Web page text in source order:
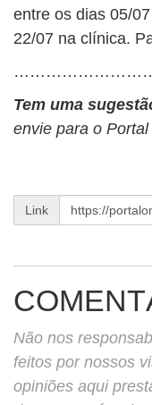
entre os dias 05/
22/07 na clínica.
Tem uma
envie para o
Link
Não nos
feitos por nossos
opiniões aqui